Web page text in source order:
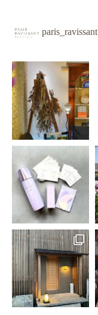
paris_ravissant